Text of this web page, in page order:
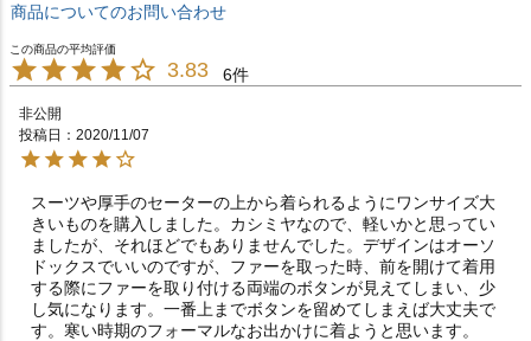
商品についてのお問い合わせ
3.83 6
非公開
投稿日
2020/11/07
スーツや厚手のセーターの上から着られるようにワンサイズ大
きいものを購入しました。カシミヤなので、軽いかと思ってい
ましたが、それほどでもありませんでした。デザインはオーソ
ドックスでいいのですが、ファーを取った時、前を開けて着用
する際にファーを取り付ける両端のボタンが見えてしまい、少
し気になります。一番上までボタンを留めてしまえば大丈夫で
す。寒い時期のフォーマルなお出かけに着ようと思います。